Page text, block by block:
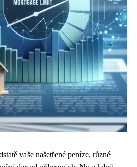
vaše našetřené peníze, různé